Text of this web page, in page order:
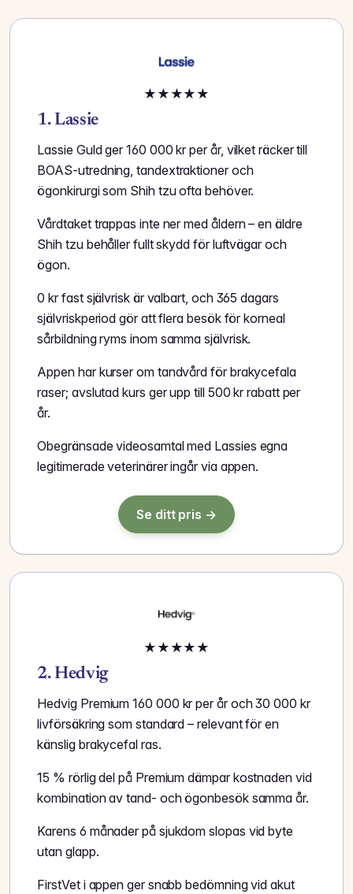
★ ★ ★★ ★
1. Lassie
Lassie Guld ger 160 000 kr per år, vilket räcker till
BOAS-utredning, tandextraktioner och
ögonkirurgi som Shih tzu ofta behöver.
Vårdtaket trappas inte ner med åldern – en äldre
Shih tzu behåller fullt skydd för luftvägar och
ögon.
0 kr fast självrisk är valbart, och 365 dagars
självriskperiod gör att flera besök för korneal
sårbildning ryms inom samma självrisk.
Appen har kurser om tandvård för brakycefala
raser; avslutad kurs ger upp till 500 kr rabatt per
år.
Obegränsade videosamtal med Lassies egna
legitimerade veterinärer ingår via appen.
Se ditt pris →
★ ★ ★★ ★
2. Hedvig
Hedvig Premium 160 000 kr per år och 30 000 kr
livförsäkring som standard – relevant för en
känslig brakycefal ras.
15 % rörlig del på Premium dämpar kostnaden vid
kombination av tand- och ögonbesök samma år.
Karens 6 månader på sjukdom slopas vid byte
utan glapp.
FirstVet i appen ger snabb bedömning vid akut